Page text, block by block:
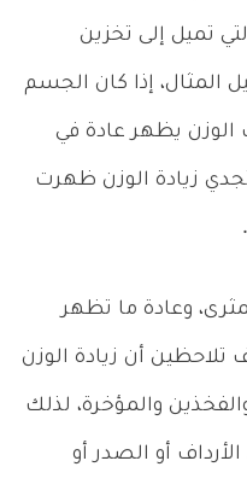
تميل إلى تخزين
إذا كان الجسم
يظهر عادة في
زيادة الوزن ظهرت
وعادة ما تظهر
تلاحظين أن زيادة الوزن
والمؤخرة، لذلك
أو الصدر أو